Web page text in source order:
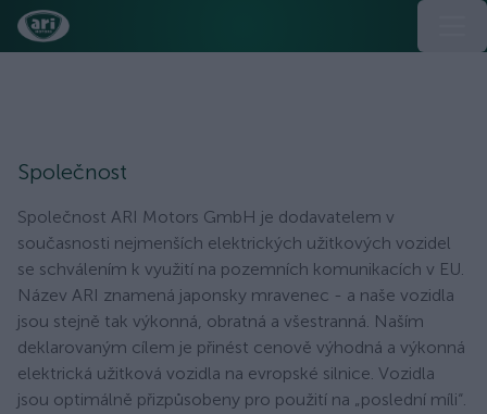
Společnost
Společnost ARI Motors GmbH je dodavatelem v
současnosti nejmenších elektrických užitkových vozidel
se schválením k využití na pozemních komunikacích v EU.
Název ARI znamená japonsky mravenec - a naše vozidla
jsou stejně tak výkonná, obratná a všestranná. Naším
deklarovaným cílem je přinést cenově výhodná a výkonná
elektrická užitková vozidla na evropské silnice. Vozidla
jsou optimálně přizpůsobeny pro použití na „poslední míli“.